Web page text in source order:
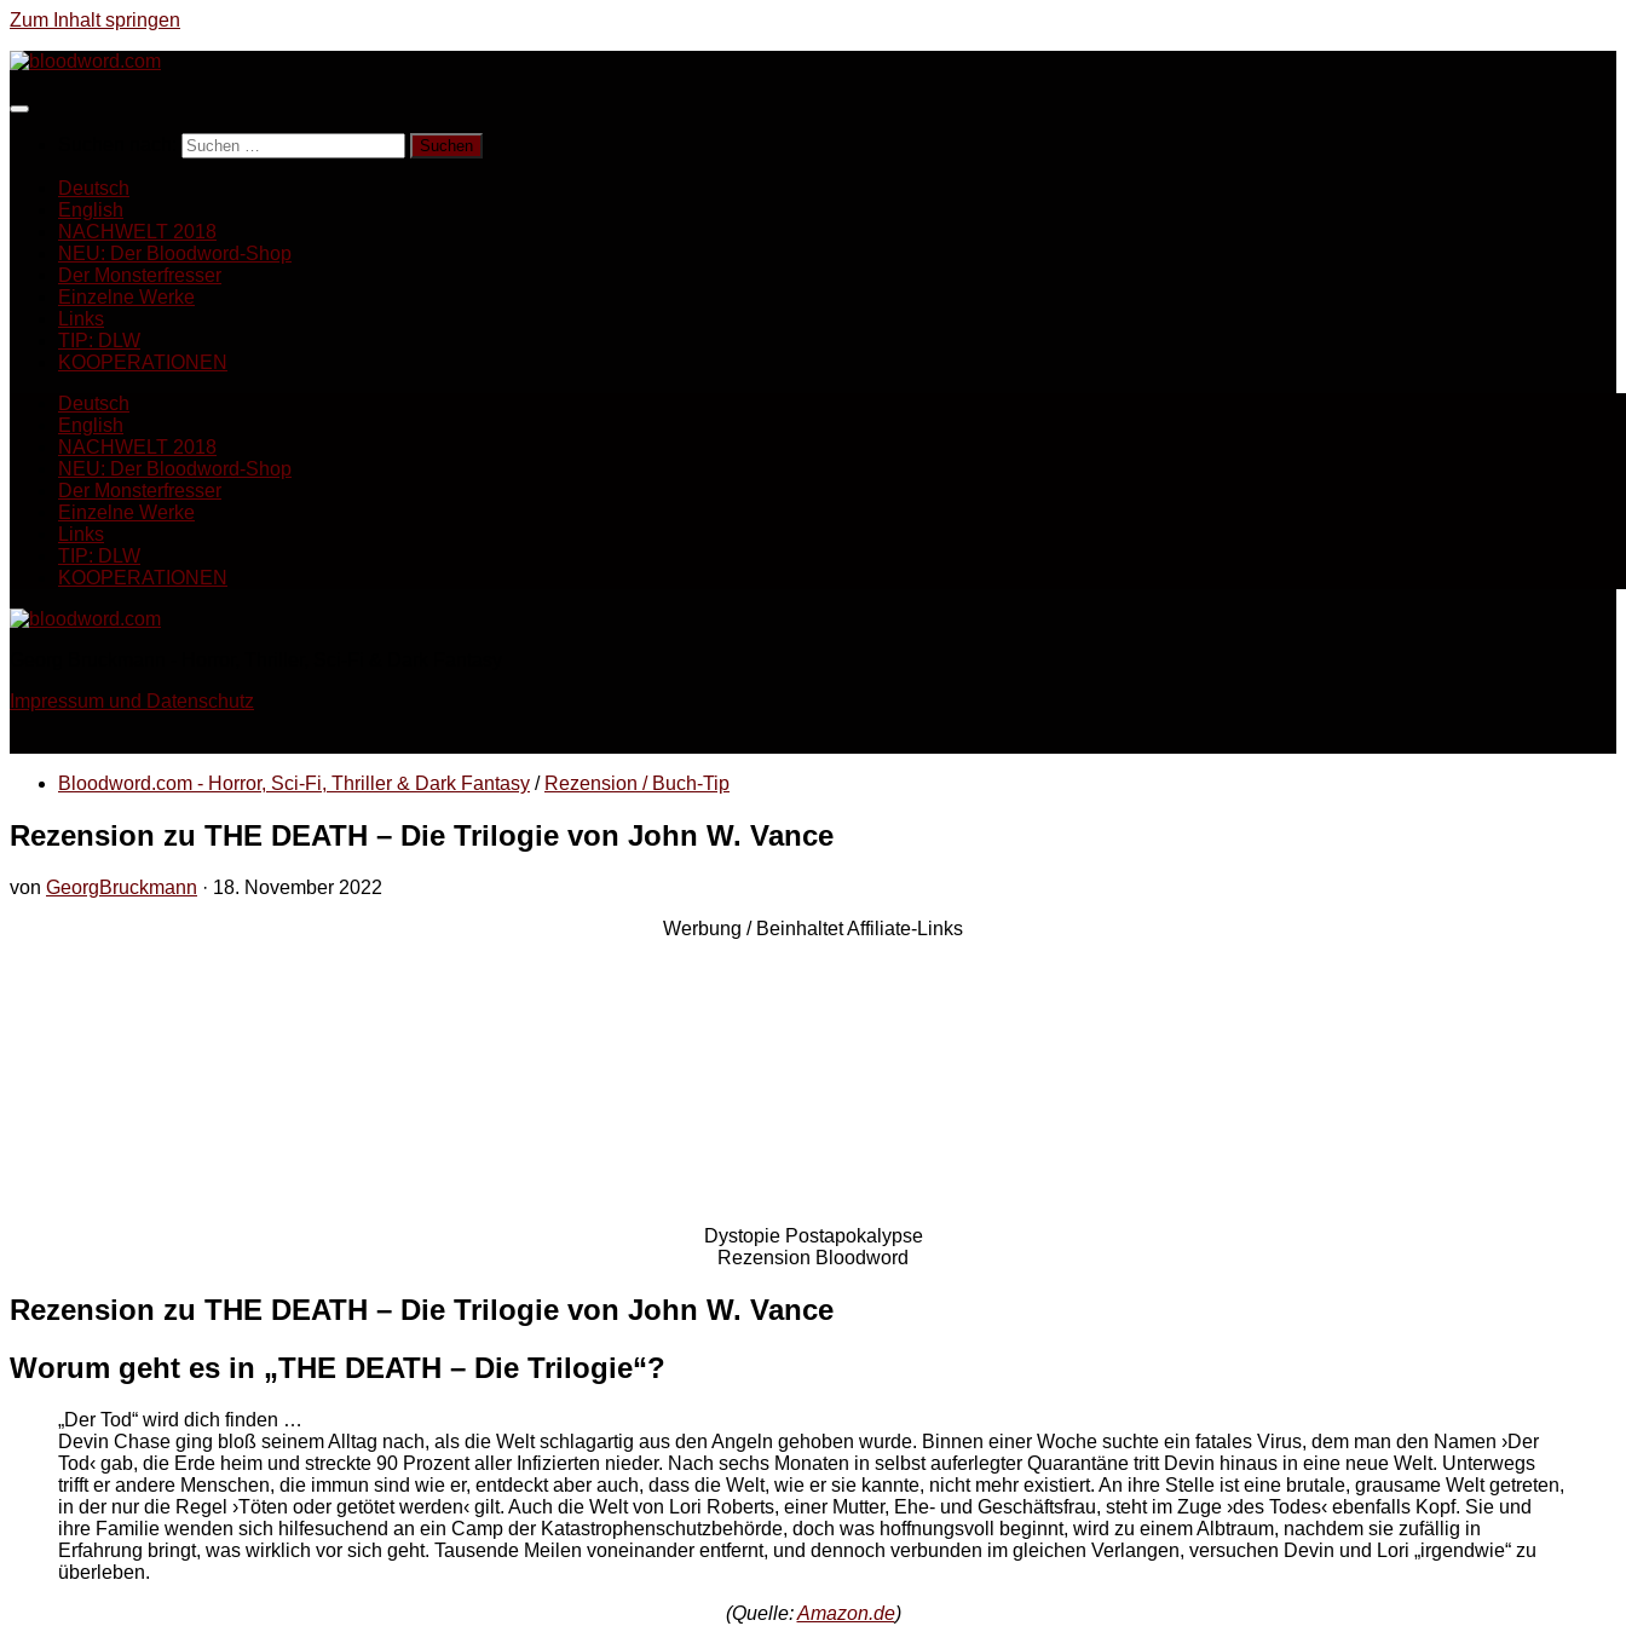
Zum Inhalt springen
Deutsch
English
NACHWELT 2018
NEU: Der Bloodword-Shop
Der Monsterfresser
Einzelne Werke
Links
TIP: DLW
KOOPERATIONEN
Deutsch
English
NACHWELT 2018
NEU: Der Bloodword-Shop
Der Monsterfresser
Einzelne Werke
Links
TIP: DLW
KOOPERATIONEN
Impressum und Datenschutz
Bloodword.com - Horror, Sci-Fi, Thriller & Dark Fantasy / Rezension / Buch-Tip
Rezension zu THE DEATH – Die Trilogie von John W. Vance
von GeorgBruckmann · 18. November 2022
Werbung / Beinhaltet Affiliate-Links
Dystopie Postapokalypse
Rezension Bloodword
Rezension zu THE DEATH – Die Trilogie von John W. Vance
Worum geht es in „THE DEATH – Die Trilogie“?
„Der Tod“ wird dich finden …
Devin Chase ging bloß seinem Alltag nach, als die Welt schlagartig aus den Angeln gehoben wurde. Binnen einer Woche suchte ein fatales Virus, dem man den Namen ›Der
Tod‹ gab, die Erde heim und streckte 90 Prozent aller Infizierten nieder. Nach sechs Monaten in selbst auferlegter Quarantäne tritt Devin hinaus in eine neue Welt. Unterwegs
trifft er andere Menschen, die immun sind wie er, entdeckt aber auch, dass die Welt, wie er sie kannte, nicht mehr existiert. An ihre Stelle ist eine brutale, grausame Welt getreten,
in der nur die Regel ›Töten oder getötet werden‹ gilt. Auch die Welt von Lori Roberts, einer Mutter, Ehe- und Geschäftsfrau, steht im Zuge ›des Todes‹ ebenfalls Kopf. Sie und
ihre Familie wenden sich hilfesuchend an ein Camp der Katastrophenschutzbehörde, doch was hoffnungsvoll beginnt, wird zu einem Albtraum, nachdem sie zufällig in
Erfahrung bringt, was wirklich vor sich geht. Tausende Meilen voneinander entfernt, und dennoch verbunden im gleichen Verlangen, versuchen Devin und Lori „irgendwie“ zu
überleben.
(Quelle:Amazon.de)